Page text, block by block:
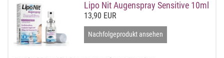
Lipo Nit Augenspray Sensitive 10ml
13,90 EUR
Nachfolgeprodukt ansehen